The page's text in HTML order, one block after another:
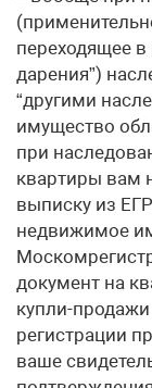
переходящее в
дарения”)
“другими
имущество
при
квартиры вам
выписку из
недвижимое
документ на
купли-продажи
регистрации
ваше